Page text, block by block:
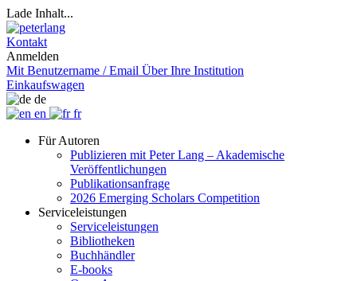
Lade Inhalt...
Kontakt
Anmelden
Mit Benutzername / Email Über Ihre Institution
Einkaufswagen
de
en
fr
Für Autoren
Publizieren mit Peter Lang – Akademische
Veröffentlichungen
Publikationsanfrage
2026 Emerging Scholars Competition
Serviceleistungen
Serviceleistungen
Bibliotheken
Buchhändler
E-books